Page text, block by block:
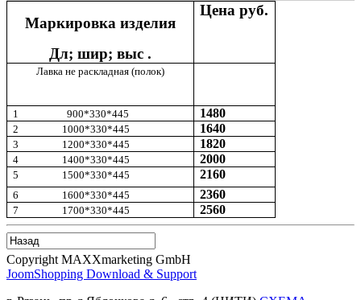
Маркировка изделия
Дл; шир; выс .
Цена руб.
Лавка не раскладная (полок)
1900*330*445 1480
2 1000*330*445 1640
3 1200*330*445 1820
4 1400*330*445 2000
5 1500*330*445 2160
6 1600*330*445 2360
7 1700*330*445 2560
Copyright MAXXmarketing GmbH
JoomShopping Download & Support